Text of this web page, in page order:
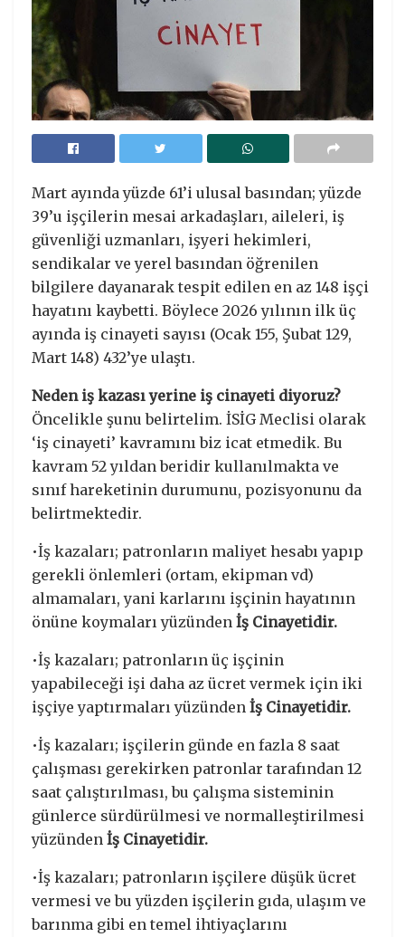
Mart ayında yüzde 61’i ulusal basından; yüzde
39’u işçilerin mesai arkadaşları, aileleri, iş
güvenliği uzmanları, işyeri hekimleri,
sendikalar ve yerel basından öğrenilen
bilgilere dayanarak tespit edilen en az 148 işçi
hayatını kaybetti. Böylece 2026 yılının ilk üç
ayında iş cinayeti sayısı (Ocak 155, Şubat 129,
Mart 148) 432’ye ulaştı.
Neden iş kazası yerine iş cinayeti diyoruz?
Öncelikle şunu belirtelim. İSİG Meclisi olarak
‘iş cinayeti’ kavramını biz icat etmedik. Bu
kavram 52 yıldan beridir kullanılmakta ve
sınıf hareketinin durumunu, pozisyonunu da
belirtmektedir.
•İş kazaları; patronların maliyet hesabı yapıp
gerekli önlemleri (ortam, ekipman vd)
almamaları, yani karlarını işçinin hayatının
önüne koymaları yüzünden İş Cinayetidir.
•İş kazaları; patronların üç işçinin
yapabileceği işi daha az ücret vermek için iki
işçiye yaptırmaları yüzünden İş Cinayetidir.
•İş kazaları; işçilerin günde en fazla 8 saat
çalışması gerekirken patronlar tarafından 12
saat çalıştırılması, bu çalışma sisteminin
günlerce sürdürülmesi ve normalleştirilmesi
yüzünden İş Cinayetidir.
•İş kazaları; patronların işçilere düşük ücret
vermesi ve bu yüzden işçilerin gıda, ulaşım ve
barınma gibi en temel ihtiyaçlarını